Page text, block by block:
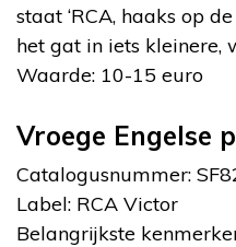
staat ‘RCA, haaks op
het gat in iets kleinere,
Waarde: 10-15 euro
Vroege Engelse
Catalogusnummer:
Label: RCA Victor
Belangrijkste